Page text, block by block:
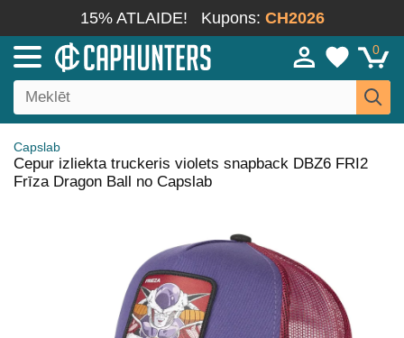
15% ATLAIDE! Kupons: CH2026
0
Capslab
Cepur izliekta truckeris violets snapback DBZ6 FRI2
Frīza Dragon Ball no Capslab